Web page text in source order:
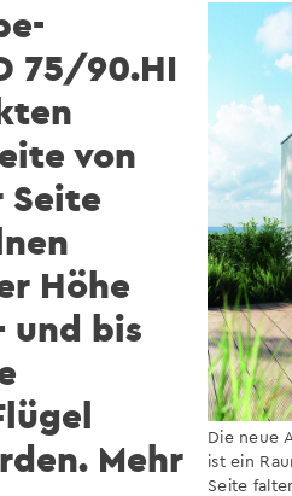
Die neue
ist ein
Seite
75/90.HI
von
Seite
Höhe
und bis
Mehr